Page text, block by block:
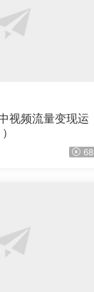
视频流量变现运
68